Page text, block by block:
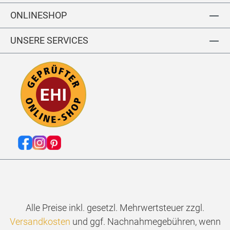
ONLINESHOP
UNSERE SERVICES
Alle Preise inkl. gesetzl. Mehrwertsteuer zzgl.
Versandkosten und ggf. Nachnahmegebühren, wenn